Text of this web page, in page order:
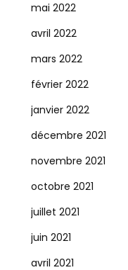
mai 2022
avril 2022
mars 2022
février 2022
janvier 2022
décembre 2021
novembre 2021
octobre 2021
juillet 2021
juin 2021
avril 2021